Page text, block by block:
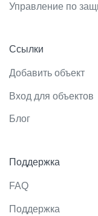
Управление по
Ссылки
Добавить объект
Вход для объектов
Блог
Поддержка
FAQ
Поддержка